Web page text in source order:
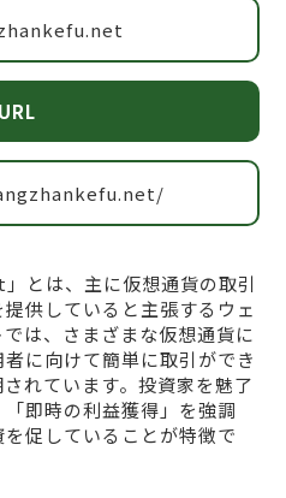
URL
とは、主に仮想通貨の取引
供していると主張するウェ
は、さまざまな仮想通貨に
に向けて簡単に取引ができ
れています。投資家を魅了
即時の利益獲得」を強調
促していることが特徴で